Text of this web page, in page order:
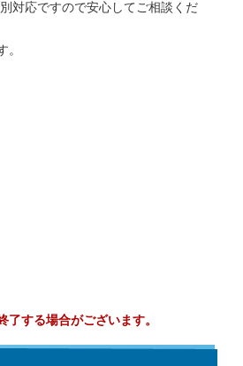
対応ですので安心してご相談くだ
。
了する場合がございます。